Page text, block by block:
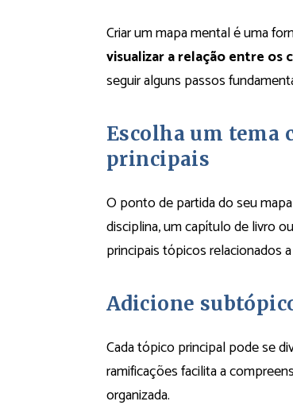
Criar um mapa mental é uma
visualizar a relação entre os
seguir alguns passos
Escolha um tema
principais
O ponto de partida do seu
disciplina, um capítulo de livro
principais tópicos relacionados
Adicione
Cada tópico principal pode se
ramificações facilita a
organizada.